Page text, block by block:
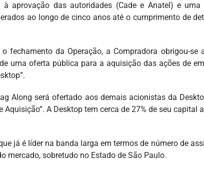
aprovação das autoridades (Cade e Anatel) e
ao longo de cinco anos até o cumprimento de
fechamento da Operação, a Compradora obrigou-se
uma oferta pública para a aquisição das ações de
Along será ofertado aos demais acionistas da
A Desktop tem cerca de 27% de seu capital
já é líder na banda larga em termos de número de
mercado, sobretudo no Estado de São Paulo.